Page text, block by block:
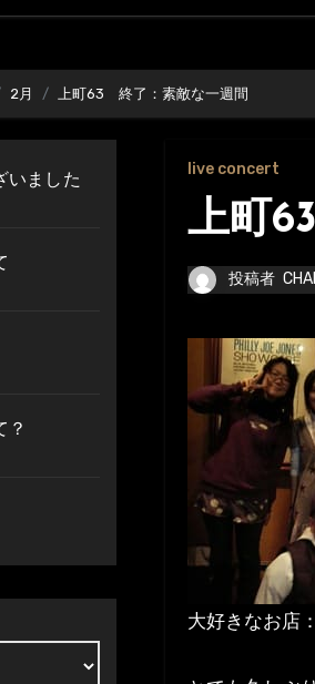
2月 上町63 終了：素敵な一週間
いました
？
live concert
上町
投稿者
大好きなお店：